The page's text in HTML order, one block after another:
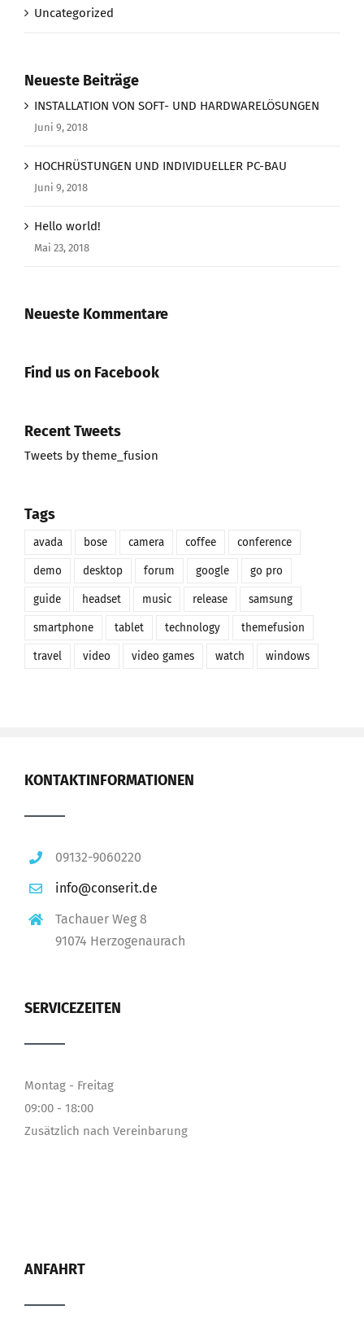
Uncategorized
Neueste Beiträge
INSTALLATION VON SOFT- UND HARDWARELÖSUNGEN
Juni 9, 2018
HOCHRÜSTUNGEN UND INDIVIDUELLER PC-BAU
Juni 9, 2018
Hello world!
Mai 23, 2018
Neueste Kommentare
Find us on Facebook
Recent Tweets
Tweets by theme_fusion
Tags
avada bose camera coffee conference
demo desktop forum google go pro
guide headset music release samsung
smartphone tablet technology themefusion
travel video video games watch windows
KONTAKTINFORMATIONEN
09132-9060220
info@conserit.de
Tachauer Weg 8
91074 Herzogenaurach
SERVICEZEITEN
Montag - Freitag
09:00 - 18:00
Zusätzlich nach Vereinbarung
ANFAHRT